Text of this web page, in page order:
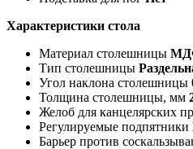
Характеристики стола
Материал столешницы
Тип столешницы
Угол наклона столешницы
Толщина столешницы, мм
Желоб для канцелярских
Регулируемые подпятники
Барьер против